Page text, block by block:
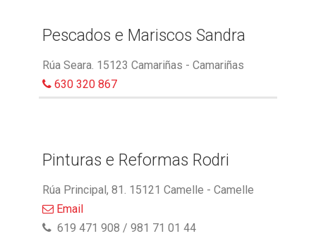
Pescados e Mariscos Sandra
Rúa Seara. 15123 Camariñas - Camariñas
630 320 867
Pinturas e Reformas Rodri
Rúa Principal, 81. 15121 Camelle - Camelle
Email
619 471 908 / 981 71 01 44